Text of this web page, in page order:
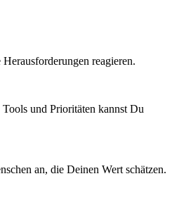
reagieren.
und Prioritäten kannst Du
an, die Deinen Wert schätzen.